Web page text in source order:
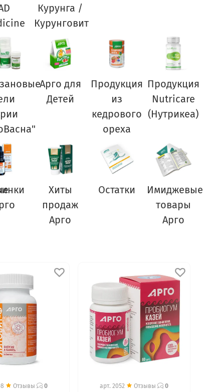
Курунга /
Курунговит
Арго для
Детей
Продукция
из
кедрового
ореха
Продукция
Nutricare
(Нутрикеа)
Хиты
продаж
Арго
Остатки
Имиджевые
товары
Арго
Отзывы 0 арт. 2052 Отзывы 0